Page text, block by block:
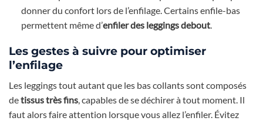
donner du confort lors de l’enfilage. Certains enfile-bas
permettent même d’enfiler des leggings debout.
Les gestes à suivre pour optimiser
l’enfilage
Les leggings tout autant que les bas collants sont composés
detissus très fins, capables de se déchirer à tout moment. Il
faut alors faire attention lorsque vous allez l’enfiler. Évitez